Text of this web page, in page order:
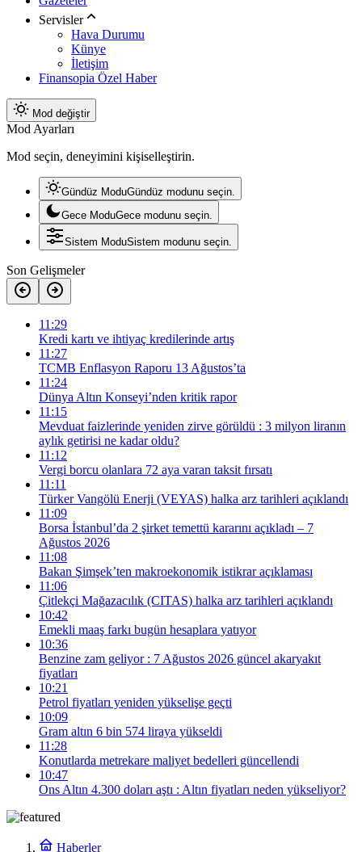
Servisler
Hava Durumu
Künye
İletişim
Finansopia Özel Haber
Mod değiştir
Mod Ayarları
Mod seçin, deneyimini kişiselleştirin.
Gündüz ModuGündüz modunu seçin.
Gece ModuGece modunu seçin.
Sistem ModuSistem modunu seçin.
Son Gelişmeler
11:29
Kredi kartı ve ihtiyaç kredilerinde artış
11:27
TCMB Enflasyon Raporu 13 Ağustos’ta
11:24
Dünya Altın Konseyi’nden kritik rapor
11:15
Mevduat faizlerinde yeniden zirve görüldü : 3 milyon liranın
aylık getirisi ne kadar oldu?
11:12
Vergi borcu olanlara 72 aya varan taksit fırsatı
11:11
Türker Vangölü Enerji (VEYAS) halka arz tarihleri açıklandı
11:09
Borsa İstanbul’da 2 şirket temettü kararını açıkladı – 7
Ağustos 2026
11:08
Bakan Şimşek’ten makroekonomik istikrar açıklaması
11:06
Çitlekçi Mağazacılık (CITAS) halka arz tarihleri açıklandı
10:42
Emekli maaş farkı bugün hesaplara yatıyor
10:36
Benzine zam geliyor : 7 Ağustos 2026 güncel akaryakıt
fiyatları
10:21
Petrol fiyatları yeniden yükselişe geçti
10:09
Gram altın 6 bin 574 liraya yükseldi
11:28
Konutlarda metrekare maliyet bedelleri güncellendi
10:47
Ons Altın 4.300 doları aştı : Altın fiyatları neden yükseliyor?
Haberler